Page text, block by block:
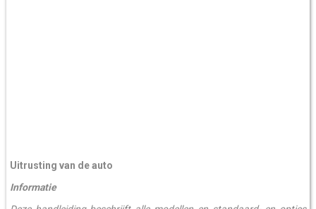
Uitrusting van de auto
Informatie